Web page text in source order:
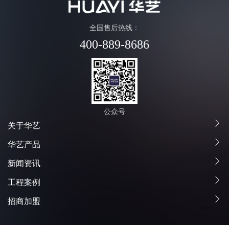
全国售后热线：
400-889-8686
公众号
关于华艺
华艺产品
新闻资讯
工程案例
招商加盟